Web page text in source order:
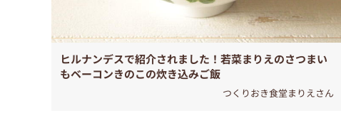
ヒルナンデスで紹介されました！若菜まりえのさつまい
もベーコンきのこの炊き込みご飯
つくりおき食堂まりえさん